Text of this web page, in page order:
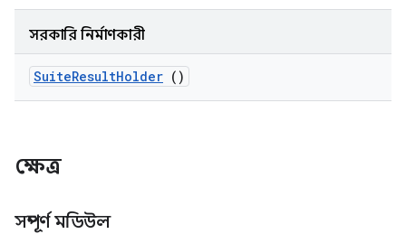
সরকারি নির্মাণকারী
SuiteResultHolder ()
ক্ষেত্র
সম্পূর্ণ মডিউল